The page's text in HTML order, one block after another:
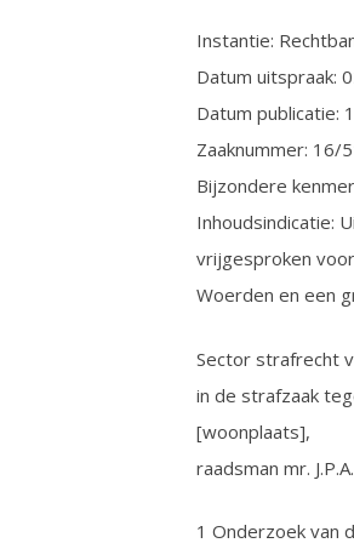
Instantie:
Datum uitspraak:
Datum publicatie:
Zaaknummer: 16/
Bijzondere
Inhoudsindicatie:
vrijgesproken
Woerden en een
Sector strafrecht
in de strafzaak
[woonplaats],
raadsman mr.
1 Onderzoek van